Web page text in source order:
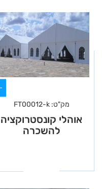
מבנים ניידים
לקוחות וספקים
משומשים, יכולים לפנות
קובי שירון בטלפון 052-8545728
מק"ט: FT00012-k
אוהלי קונסטרוקציה
להשכרה